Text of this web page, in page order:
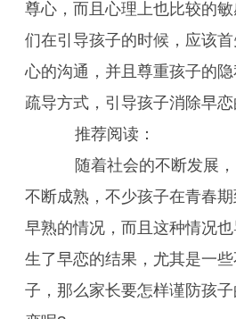
尊心，而且心理上也比较的
们在引导孩子的时候，应该
心的沟通，并且尊重孩子的
疏导方式，引导孩子消除早恋
推荐阅读：
随着社会的不断发展，
不断成熟，不少孩子在青春
早熟的情况，而且这种情况
生了早恋的结果，尤其是一
子，那么家长要怎样谨防孩